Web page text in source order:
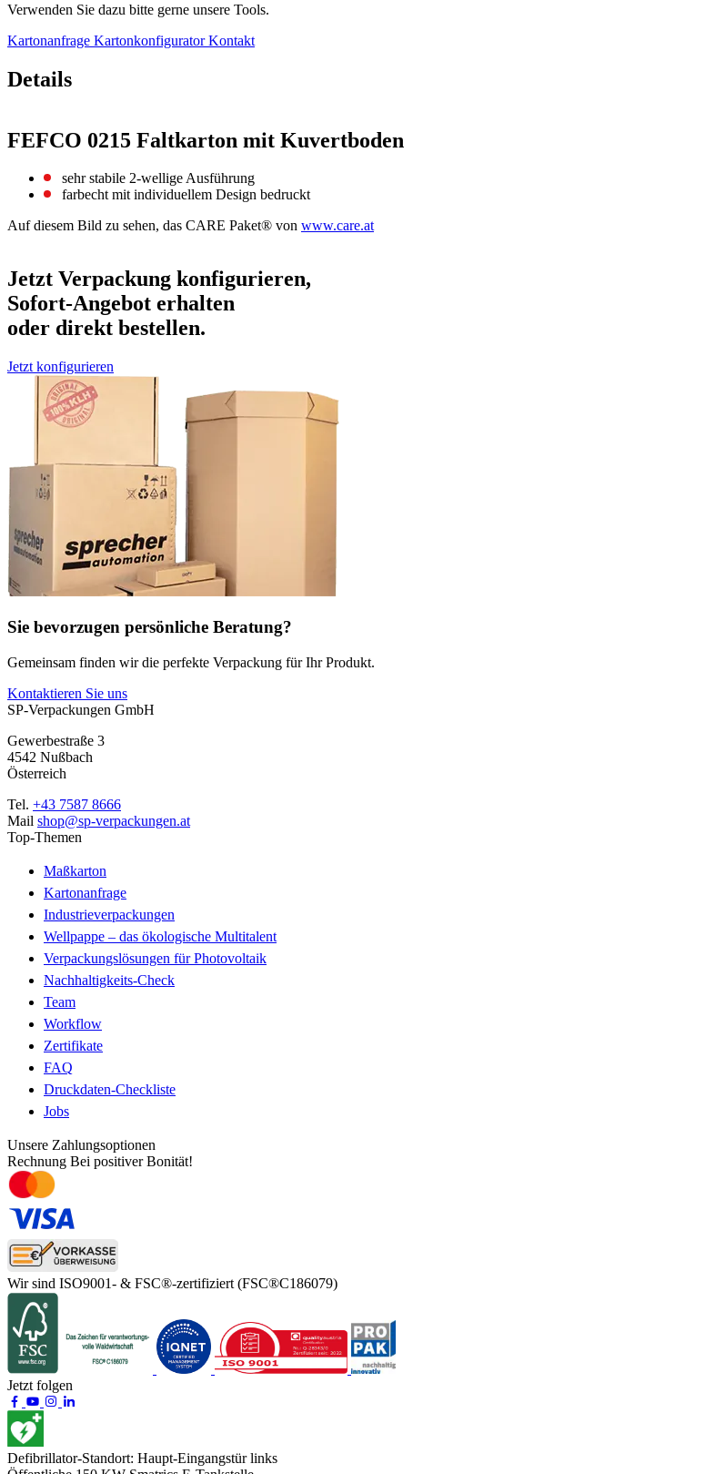
Verwenden Sie dazu bitte gerne unsere Tools.
Kartonanfrage KartonkonfiguratorKontakt
Details
FEFCO 0215 Faltkarton mit Kuvertboden
sehr stabile 2-wellige Ausführung
farbecht mit individuellem Design bedruckt
Auf diesem Bild zu sehen, das CARE Paket® von www.care.at
Jetzt Verpackung konfigurieren,
Sofort-Angebot erhalten
oder direkt bestellen.
Jetzt konfigurieren
Sie bevorzugen persönliche Beratung?
Gemeinsam finden wir die perfekte Verpackung für Ihr Produkt.
Kontaktieren Sie uns
SP-Verpackungen GmbH
Gewerbestraße 3
4542 Nußbach
Österreich
Tel. +43 7587 8666
Mail shop@sp-verpackungen.at
Top-Themen
Maßkarton
Kartonanfrage
Industrieverpackungen
Wellpappe – das ökologische Multitalent
Verpackungslösungen für Photovoltaik
Nachhaltigkeits-Check
Team
Workflow
Zertifikate
FAQ
Druckdaten-Checkliste
Jobs
Unsere Zahlungsoptionen
Rechnung Bei positiver Bonität!
Wir sind ISO9001- & FSC®-zertifiziert (FSC®C186079)
Jetzt folgen
Defibrillator-Standort: Haupt-Eingangstür links